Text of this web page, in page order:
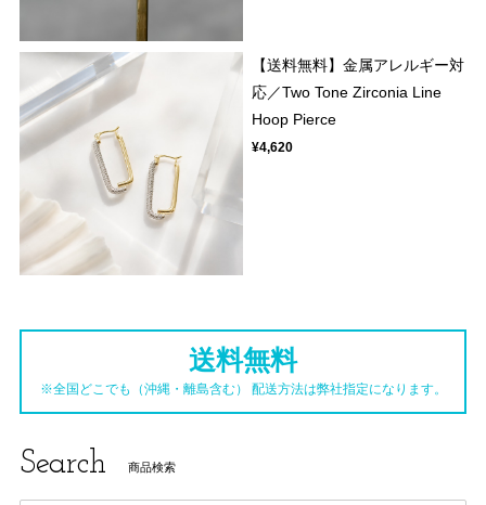
【送料無料】金属アレルギー対
応／Two Tone Zirconia Line
Hoop Pierce
¥4,620
送料無料
※全国どこでも（沖縄・離島含む） 配送方法は弊社指定になります。
Search 商品検索